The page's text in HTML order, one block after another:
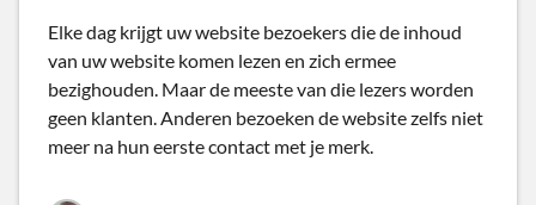
Elke dag krijgt uw website bezoekers die de inhoud
van uw website komen lezen en zich ermee
bezighouden. Maar de meeste van die lezers worden
geen klanten. Anderen bezoeken de website zelfs niet
meer na hun eerste contact met je merk.